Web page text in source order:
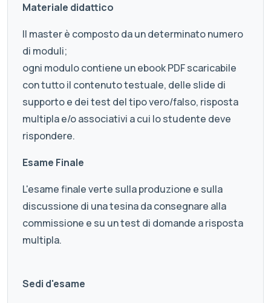
Materiale didattico
Il master è composto da un determinato numero
di moduli;
ogni modulo contiene un ebook PDF scaricabile
con tutto il contenuto testuale, delle slide di
supporto e dei test del tipo vero/falso, risposta
multipla e/o associativi a cui lo studente deve
rispondere.
Esame Finale
L'esame finale verte sulla produzione e sulla
discussione di una tesina da consegnare alla
commissione e su un test di domande a risposta
multipla.
Sedi d'esame